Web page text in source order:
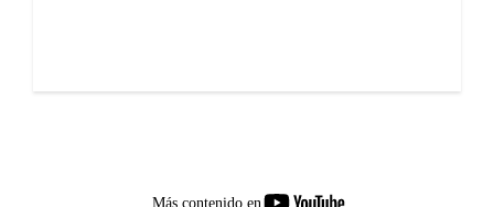
Más contenido en
youtube-